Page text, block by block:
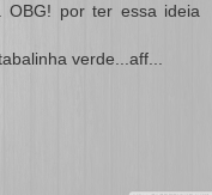
OBG! por ter essa ideia
verde...aff...